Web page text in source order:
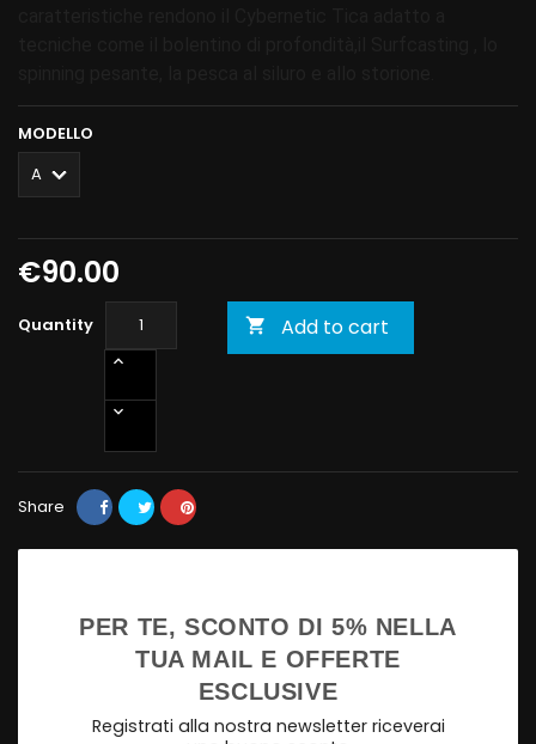
MODELLO
€90.00
Quantity  Add to cart
Share
PER TE, SCONTO DI 5% NELLA
TUA MAIL E OFFERTE
ESCLUSIVE
Registrati alla nostra newsletter riceverai